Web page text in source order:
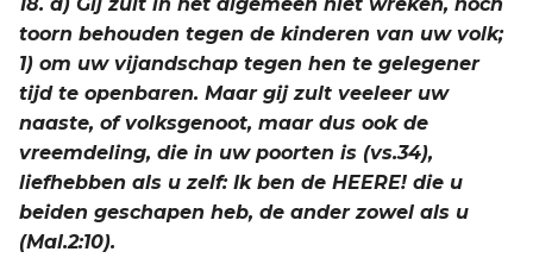
toorn behouden tegen de kinderen van uw volk;
1) om uw vijandschap tegen hen te gelegener
tijd te openbaren. Maar gij zult veeleer uw
naaste, of volksgenoot, maar dus ook de
vreemdeling, die in uw poorten is (vs.34),
liefhebben als u zelf: Ik ben de HEERE! die u
beiden geschapen heb, de ander zowel als u
(Mal.2:10).